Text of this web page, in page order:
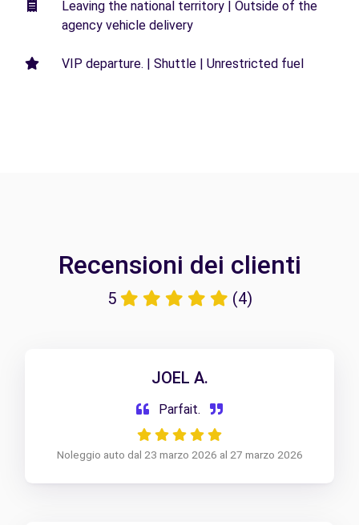
Leaving the national territory | Outside of the
agency vehicle delivery
VIP departure. | Shuttle | Unrestricted fuel
Recensioni dei clienti
5 (4)
JOEL A.
Parfait.
Noleggio auto dal 23 marzo 2026 al 27 marzo 2026